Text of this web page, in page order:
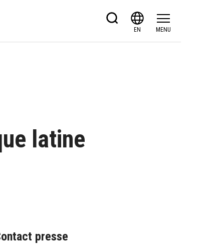
EN MENU
latine
presse